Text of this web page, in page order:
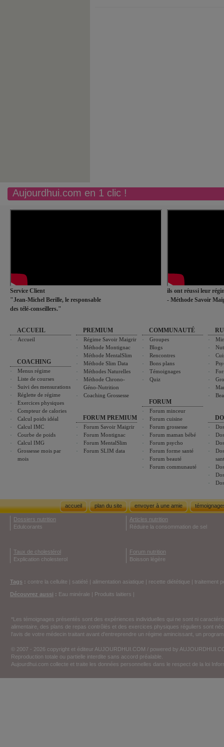
Aujourdhui.com en 1 clic !
Service Client
"Jean-Michel Berille, le responsable
des télé-conseillers."
ils ont réussi leur
- Méthode Savoir
ACCUEIL
Accueil
COACHING
Menus régime
Liste de courses
Suivi des mensurations
Réglette de régime
Exercices physiques
Compteur de calories
Calcul poids idéal
Calcul IMC
Courbe de poids
Calcul IMG
Grossesse mois par
mois
PREMIUM
Régime Savoir Maigrir
Méthode Montignac
Méthode MentalSlim
Méthode Slim Data
Méthodes Naturelles
Méthode Chrono-
Géno-Nutrition
Coaching Grossesse
FORUM PREMIUM
Forum Savoir Maigrir
Forum Montignac
Forum MentalSlim
Forum SLIM data
COMMUNAUTÉ
Groupes
Blogs
Rencontres
Bons plans
Témoignages
Quiz
FORUM
Forum minceur
Forum cuisine
Forum grossesse
Forum maman bébé
Forum psycho
Forum forme santé
Forum beauté
Forum communauté
accueil plan du site envoyer à une amie
Dossiers nutrition
Edulcorants
Articles nutrition
Réduire la consommation de sel
Taux de cholestérol
Explication cholesterol
Forum nutrition
Boisson légère
Tags : contre la cellulite | satiété | alimentation asiatique | recette diététique | traitement
Découvrez aussi : Eau minérale | Produits laitiers |
*Les témoignages présentés sont des expériences individuelles qui ne sont ni
alimentaire, des plans de repas contrôlés et des exercices physiques réguliers sont
l'avis de votre médecin traitant avant d'entreprendre un régime amincissant, un
© 2007 - 2026 copyright et éditeur AUJOURDHUI.COM / powered by
Reproduction totale ou partielle interdite sans accord préalable.
Aujourdhui.com collecte et traite les données personnelles dans le respect de la loi